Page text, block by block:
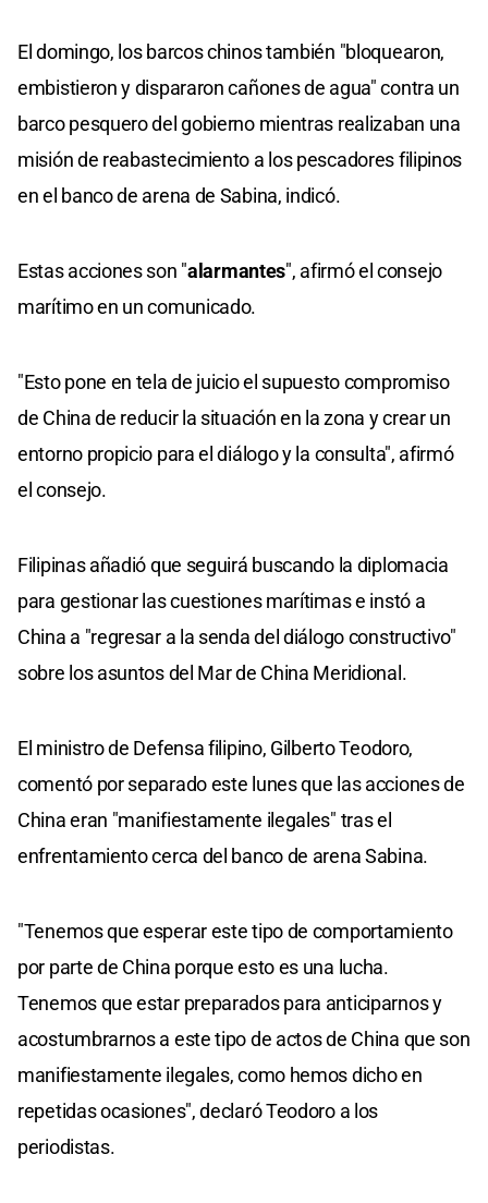
El domingo, los barcos chinos también "bloquearon,
embistieron y dispararon cañones de agua" contra un
barco pesquero del gobierno mientras realizaban una
misión de reabastecimiento a los pescadores filipinos
en el banco de arena de Sabina, indicó.
Estas acciones son "alarmantes", afirmó el consejo
marítimo en un comunicado.
"Esto pone en tela de juicio el supuesto compromiso
de China de reducir la situación en la zona y crear un
entorno propicio para el diálogo y la consulta", afirmó
el consejo.
Filipinas añadió que seguirá buscando la diplomacia
para gestionar las cuestiones marítimas e instó a
China a "regresar a la senda del diálogo constructivo"
sobre los asuntos del Mar de China Meridional.
El ministro de Defensa filipino, Gilberto Teodoro,
comentó por separado este lunes que las acciones de
China eran "manifiestamente ilegales" tras el
enfrentamiento cerca del banco de arena Sabina.
"Tenemos que esperar este tipo de comportamiento
por parte de China porque esto es una lucha.
Tenemos que estar preparados para anticiparnos y
acostumbrarnos a este tipo de actos de China que son
manifiestamente ilegales, como hemos dicho en
repetidas ocasiones", declaró Teodoro a los
periodistas.